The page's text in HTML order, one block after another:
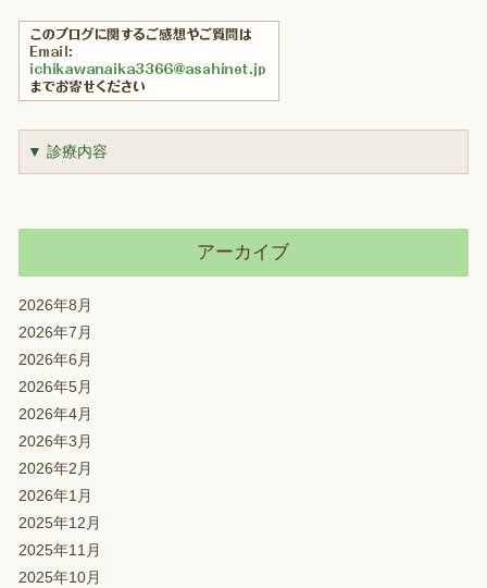
▼ 診療内容
アーカイブ
2026年8月
2026年7月
2026年6月
2026年5月
2026年4月
2026年3月
2026年2月
2026年1月
2025年12月
2025年11月
2025年10月